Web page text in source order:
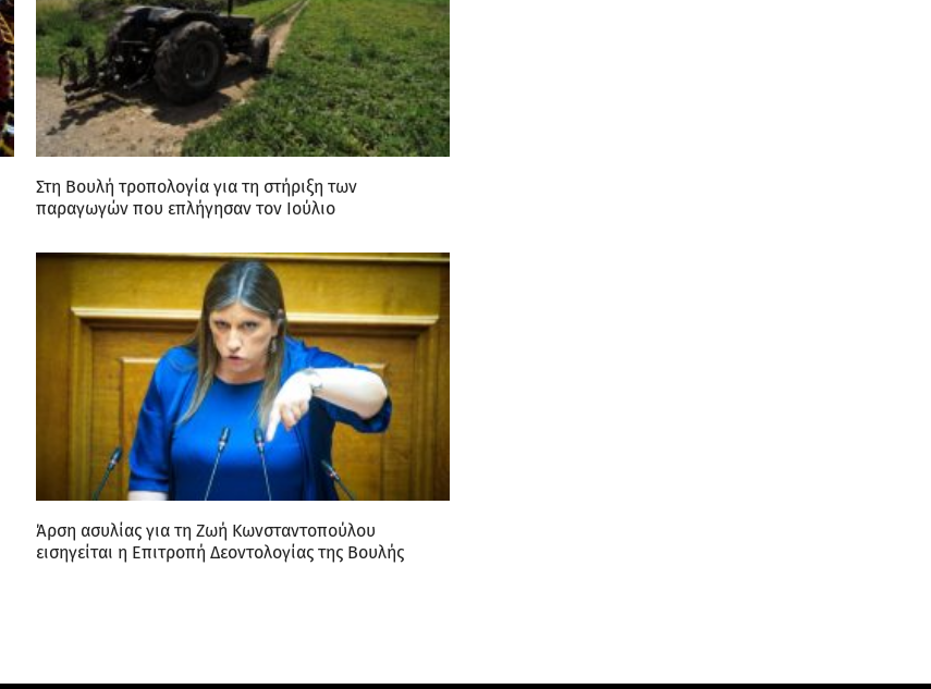
Στη Βουλή τροπολογία για τη στήριξη των
παραγωγών που επλήγησαν τον Ιούλιο
Άρση ασυλίας για τη Ζωή Κωνσταντοπούλου
εισηγείται η Επιτροπή Δεοντολογίας της Βουλής